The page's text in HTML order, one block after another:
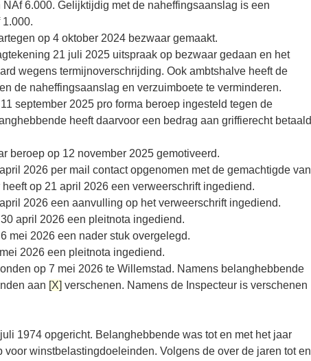
6.000. Gelijktijdig met de naheffingsaanslag is een
op 4 oktober 2024 bezwaar gemaakt.
21 juli 2025 uitspraak op bezwaar gedaan en het
wegens termijnoverschrijding. Ook ambtshalve heeft de
de naheffingsaanslag en verzuimboete te verminderen.
september 2025 pro forma beroep ingesteld tegen de
heeft daarvoor een bedrag aan griffierecht betaald
beroep op 12 november 2025 gemotiveerd.
2026 per mail contact opgenomen met de gemachtigde van
op 21 april 2026 een verweerschrift ingediend.
2026 een aanvulling op het verweerschrift ingediend.
april 2026 een pleitnota ingediend.
mei 2026 een nader stuk overgelegd.
2026 een pleitnota ingediend.
op 7 mei 2026 te Willemstad. Namens belanghebbende
aan [X] verschenen. Namens de Inspecteur is verschenen
1974 opgericht. Belanghebbende was tot en met het jaar
voor winstbelastingdoeleinden. Volgens de over de jaren tot en